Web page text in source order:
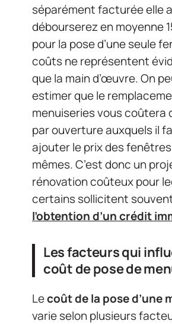
séparément facturée elle
débourserez en moyenne
pour la pose d’une seule
coûts ne représentent
que la main d’œuvre. On
estimer que le
menuiseries vous coûtera
par ouverture auxquels il
ajouter le prix des
mêmes. C’est donc un
rénovation coûteux pour
certains sollicitent
l’obtention d’un crédit
Les facteurs qui
coût de pose de
Lecoût de la pose d’une
varie selon plusieurs